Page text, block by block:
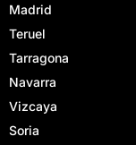
Madrid
Teruel
Tarragona
Navarra
Vizcaya
Soria